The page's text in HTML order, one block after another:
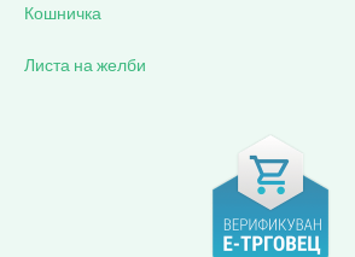
Кошничка
Листа на желби